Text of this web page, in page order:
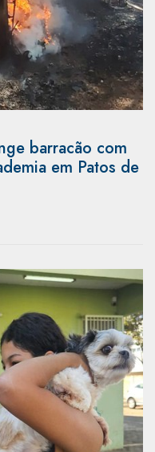
barracão com
em Patos de